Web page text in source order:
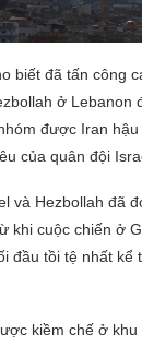
biết đã tấn công
ở Lebanon
được Iran
của quân đội
và Hezbollah đã
khi cuộc chiến ở
đầu tồi tệ nhất kể
kiềm chế ở